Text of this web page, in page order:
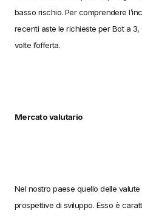
basso rischio. Per comprendere
recenti aste le richieste per Bot a 3,
volte l’offerta.
Mercato valutario
Nel nostro paese quello delle
prospettive di sviluppo. Esso è